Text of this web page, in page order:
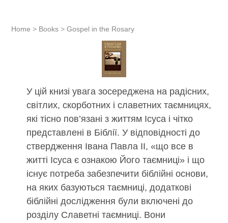
Home > Books >Gospel in the Rosary
У цій книзі увага зосереджена на радісних,
світлих, скорботних і славетних таємницях,
які тісно пов’язані з життям Ісуса і чітко
представлені в Біблії. У відповідності до
ствердження Івана Павла ІІ, «що все в
житті Ісуса є ознакою Його таємниці» і що
існує потреба забезпечити біблійні основи,
на яких базуються таємниці, додаткові
біблійні дослідження були включені до
розділу Славетні таємниці. Вони